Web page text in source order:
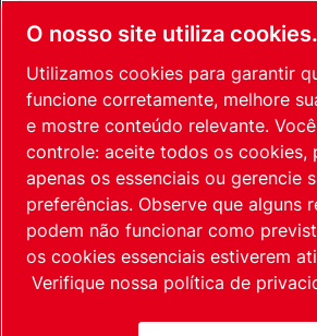
Mapa do siteGerenciar cookies© 2026
Brazil / PT
O nosso site utiliza cookies.
Utilizamos cookies para garantir
funcione corretamente, melhore
e mostre conteúdo relevante.
controle: aceite todos os cookies,
apenas os essenciais ou gerencie
preferências. Observe que alguns
podem não funcionar como
os cookies essenciais estiverem
Verifique nossa política de